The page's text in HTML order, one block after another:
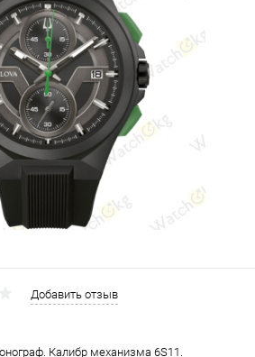
Добавить отзыв
Калибр механизма 6S11.